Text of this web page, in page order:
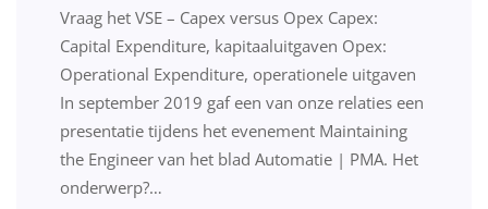
Vraag het VSE – Capex versus Opex Capex:
Capital Expenditure, kapitaaluitgaven Opex:
Operational Expenditure, operationele uitgaven
In september 2019 gaf een van onze relaties een
presentatie tijdens het evenement Maintaining
the Engineer van het blad Automatie | PMA. Het
onderwerp?…